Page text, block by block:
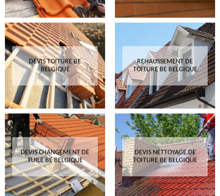
DEVIS TOITURE BE
BELGIQUE
REHAUSSEMENT DE
TOITURE BE BELGIQUE
DEVIS CHANGEMENT DE
TUILE BE BELGIQUE
DEVIS NETTOYAGE DE
TOITURE BE BELGIQUE